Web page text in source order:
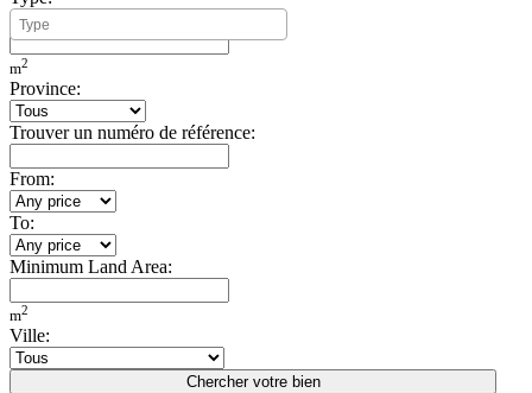
Minimum Build Area:
m2
Province:
Trouver un numéro de référence:
From:
To:
Minimum Land Area:
m2
Ville:
Chercher votre bien